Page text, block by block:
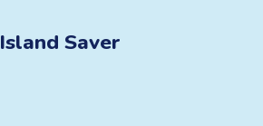
Island Saver